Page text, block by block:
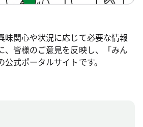
味関心や状況に応じて必要な情報
、皆様のご意見を反映し、「みん
式ポータルサイトです。